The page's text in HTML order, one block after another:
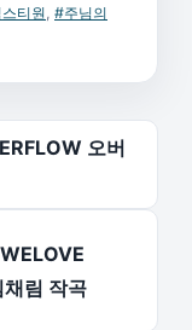
티원 #주님의
오버
림 작곡